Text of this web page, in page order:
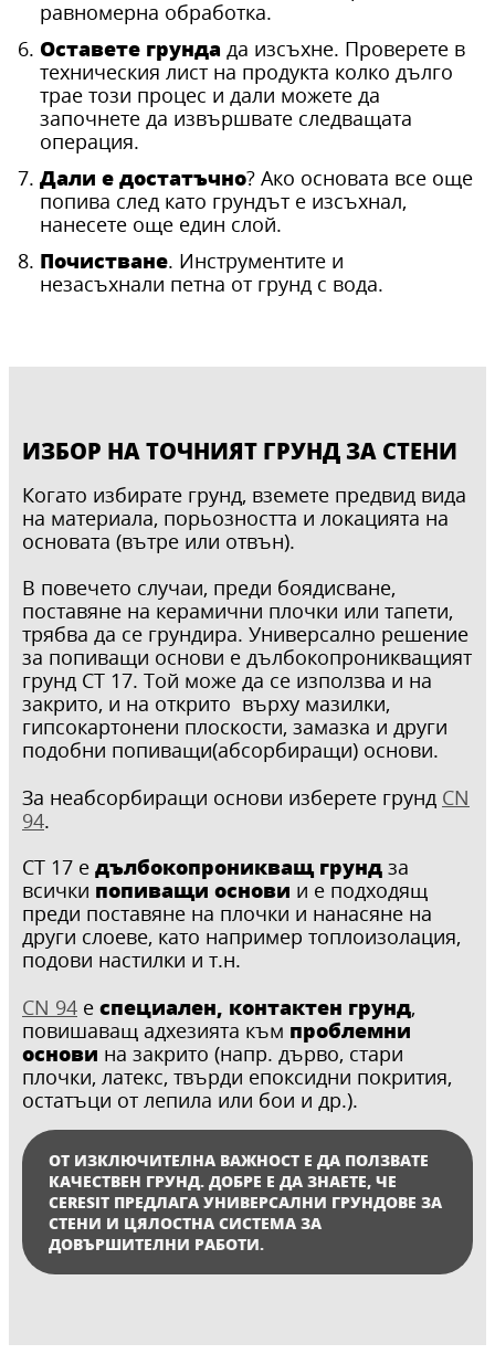
равномерна обработка.
Оставете грунда да изсъхне. Проверете в
техническия лист на продукта колко дълго
трае този процес и дали можете да
започнете да извършвате следващата
операция.
Дали е достатъчно? Ако основата все още
попива след като грундът е изсъхнал,
нанесете още един слой.
Почистване. Инструментите и
незасъхнали петна от грунд с вода.
ИЗБОР НА ТОЧНИЯТ ГРУНД ЗА СТЕНИ
Когато избирате грунд, вземете предвид вида
на материала, порьозността и локацията на
основата (вътре или отвън).
В повечето случаи, преди боядисване,
поставяне на керамични плочки или тапети,
трябва да се грундира. Универсално решение
за попиващи основи е дълбокопроникващият
грунд CT 17. Той може да се използва и на
закрито, и на открито върху мазилки,
гипсокартонени плоскости, замазка и други
подобни попиващи(абсорбиращи) основи.
За неабсорбиращи основи изберете грунд CN
94.
CT 17 е дълбокопроникващ грунд за
всички попиващи основи и е подходящ
преди поставяне на плочки и нанасяне на
други слоеве, като например топлоизолация,
подови настилки и т.н.
CN 94 e специален, контактен грунд,
повишаващ адхезията към проблемни
основи на закрито (напр. дърво, стари
плочки, латекс, твърди епоксидни покрития,
остатъци от лепила или бои и др.).
ОТ ИЗКЛЮЧИТЕЛНА ВАЖНОСТ Е ДА ПОЛЗВАТЕ
КАЧЕСТВЕН ГРУНД. ДОБРЕ Е ДА ЗНАЕТЕ, ЧЕ
CERESIT ПРЕДЛАГА УНИВЕРСАЛНИ ГРУНДОВЕ ЗА
СТЕНИ И ЦЯЛОСТНА СИСТЕМА ЗА
ДОВЪРШИТЕЛНИ РАБОТИ.